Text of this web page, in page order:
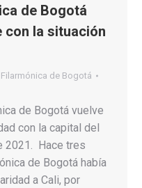
de Bogotá
la situación
Filarmónica de Bogotá
de Bogotá vuelve
con la capital del
2021. Hace tres
de Bogotá había
a Cali, por